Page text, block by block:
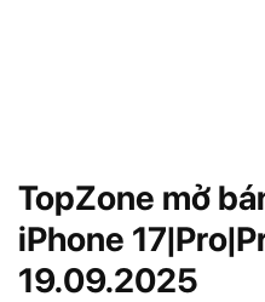
TopZone mở
iPhone
19.09.2025